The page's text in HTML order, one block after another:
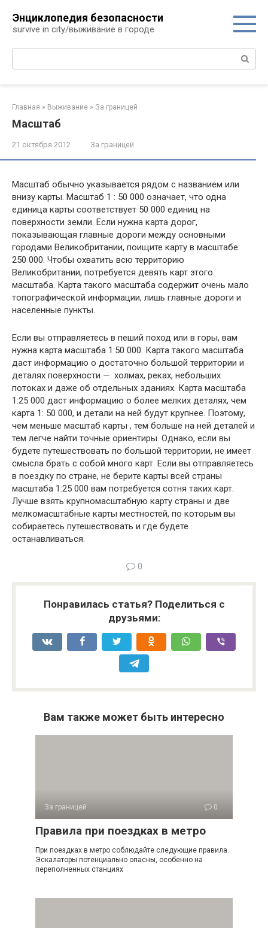
контенту
Энциклопедия безопасности
survive in city/выживание в городе
Поиск:
Главная » Выживание » За границей
Масштаб
21 октября 2012 За границей
Масштаб обычно указывается рядом с названием или
внизу карты. Масштаб 1 : 50 000 означает, что одна
единица карты соответствует 50 000 единиц на
поверхности земли. Если нужна карта дорог,
показывающая главные дороги между основными
городами Великобритании, поищите карту в масштабе:
250 000. Чтобы охватить всю территорию
Великобритании, потребуется девять карт этого
масштаба. Карта такого масштаба содержит очень мало
топографической информации, лишь главные дороги и
населенные пункты.
Если вы отправляетесь в пеший поход или в горы, вам
нужна карта масштаба 1:50 000. Карта такого масштаба
даст информацию о достаточно большой территории и
деталях поверхности —. холмах, реках, небольших
потоках и даже об отдельных зданиях. Карта масштаба
1:25 000 даст информацию о более мелких деталях, чем
карта 1: 50 000, и детали на ней будут крупнее. Поэтому,
чем меньше масштаб карты , тем больше на ней деталей и
тем легче найти точные ориентиры. Однако, если вы
будете путешествовать по большой территории, не имеет
смысла брать с собой много карт. Если вы отправляетесь
в поездку по стране, не берите карты всей страны
масштаба 1:25 000 вам потребуется сотня таких карт.
Лучше взять крупномасштабную карту страны и две
мелкомасштабные карты местностей, по которым вы
собираетесь путешествовать и где будете
останавливаться.
0
Понравилась статья? Поделиться с
друзьями:
Вам также может быть интересно
За границей 0
Правила при поездках в метро
При поездках в метро соблюдайте следующие правила.
Эскалаторы потенциально опасны, особенно на
переполненных станциях